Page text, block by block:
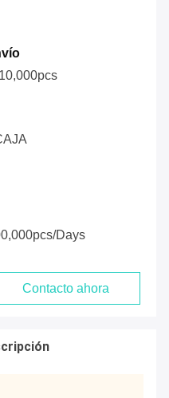
10,000pcs
days
Contacto ahora